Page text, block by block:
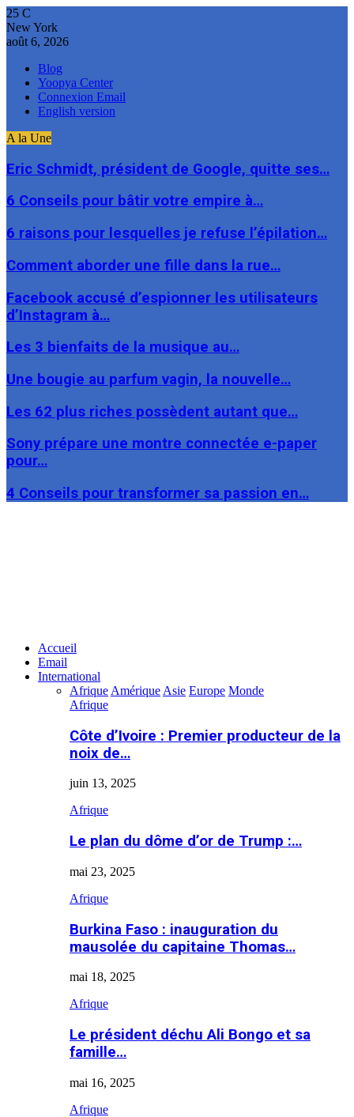
25 C
New York
août 6, 2026
Blog
Yoopya Center
Connexion Email
English version
A la Une
Eric Schmidt, président de Google, quitte ses…
6 Conseils pour bâtir votre empire à…
6 raisons pour lesquelles je refuse l’épilation…
Comment aborder une fille dans la rue…
Facebook accusé d’espionner les utilisateurs
d’Instagram à…
Les 3 bienfaits de la musique au…
Une bougie au parfum vagin, la nouvelle…
Les 62 plus riches possèdent autant que…
Sony prépare une montre connectée e-paper
pour…
4 Conseils pour transformer sa passion en…
Accueil
Email
International
Afrique Amérique Asie Europe Monde
Afrique
Côte d’Ivoire : Premier producteur de la
noix de…
juin 13, 2025
Afrique
Le plan du dôme d’or de Trump :…
mai 23, 2025
Afrique
Burkina Faso : inauguration du
mausolée du capitaine Thomas…
mai 18, 2025
Afrique
Le président déchu Ali Bongo et sa
famille…
mai 16, 2025
Afrique